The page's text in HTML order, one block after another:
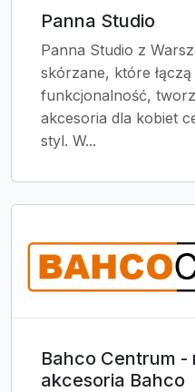
Panna Studio
Panna Studio z
skórzane, które
funkcjonalność,
akcesoria dla kobiet
styl. W...
Bahco Centrum -
akcesoria Bahco